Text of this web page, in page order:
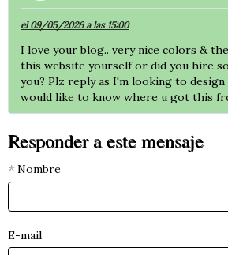
el 09/05/2026 a las 15:00
I love your blog.. very nice colors &
this website yourself or did you hire
you? Plz reply as I'm looking to design
would like to know where u got this
Responder a este mensaje
Nombre
E-mail